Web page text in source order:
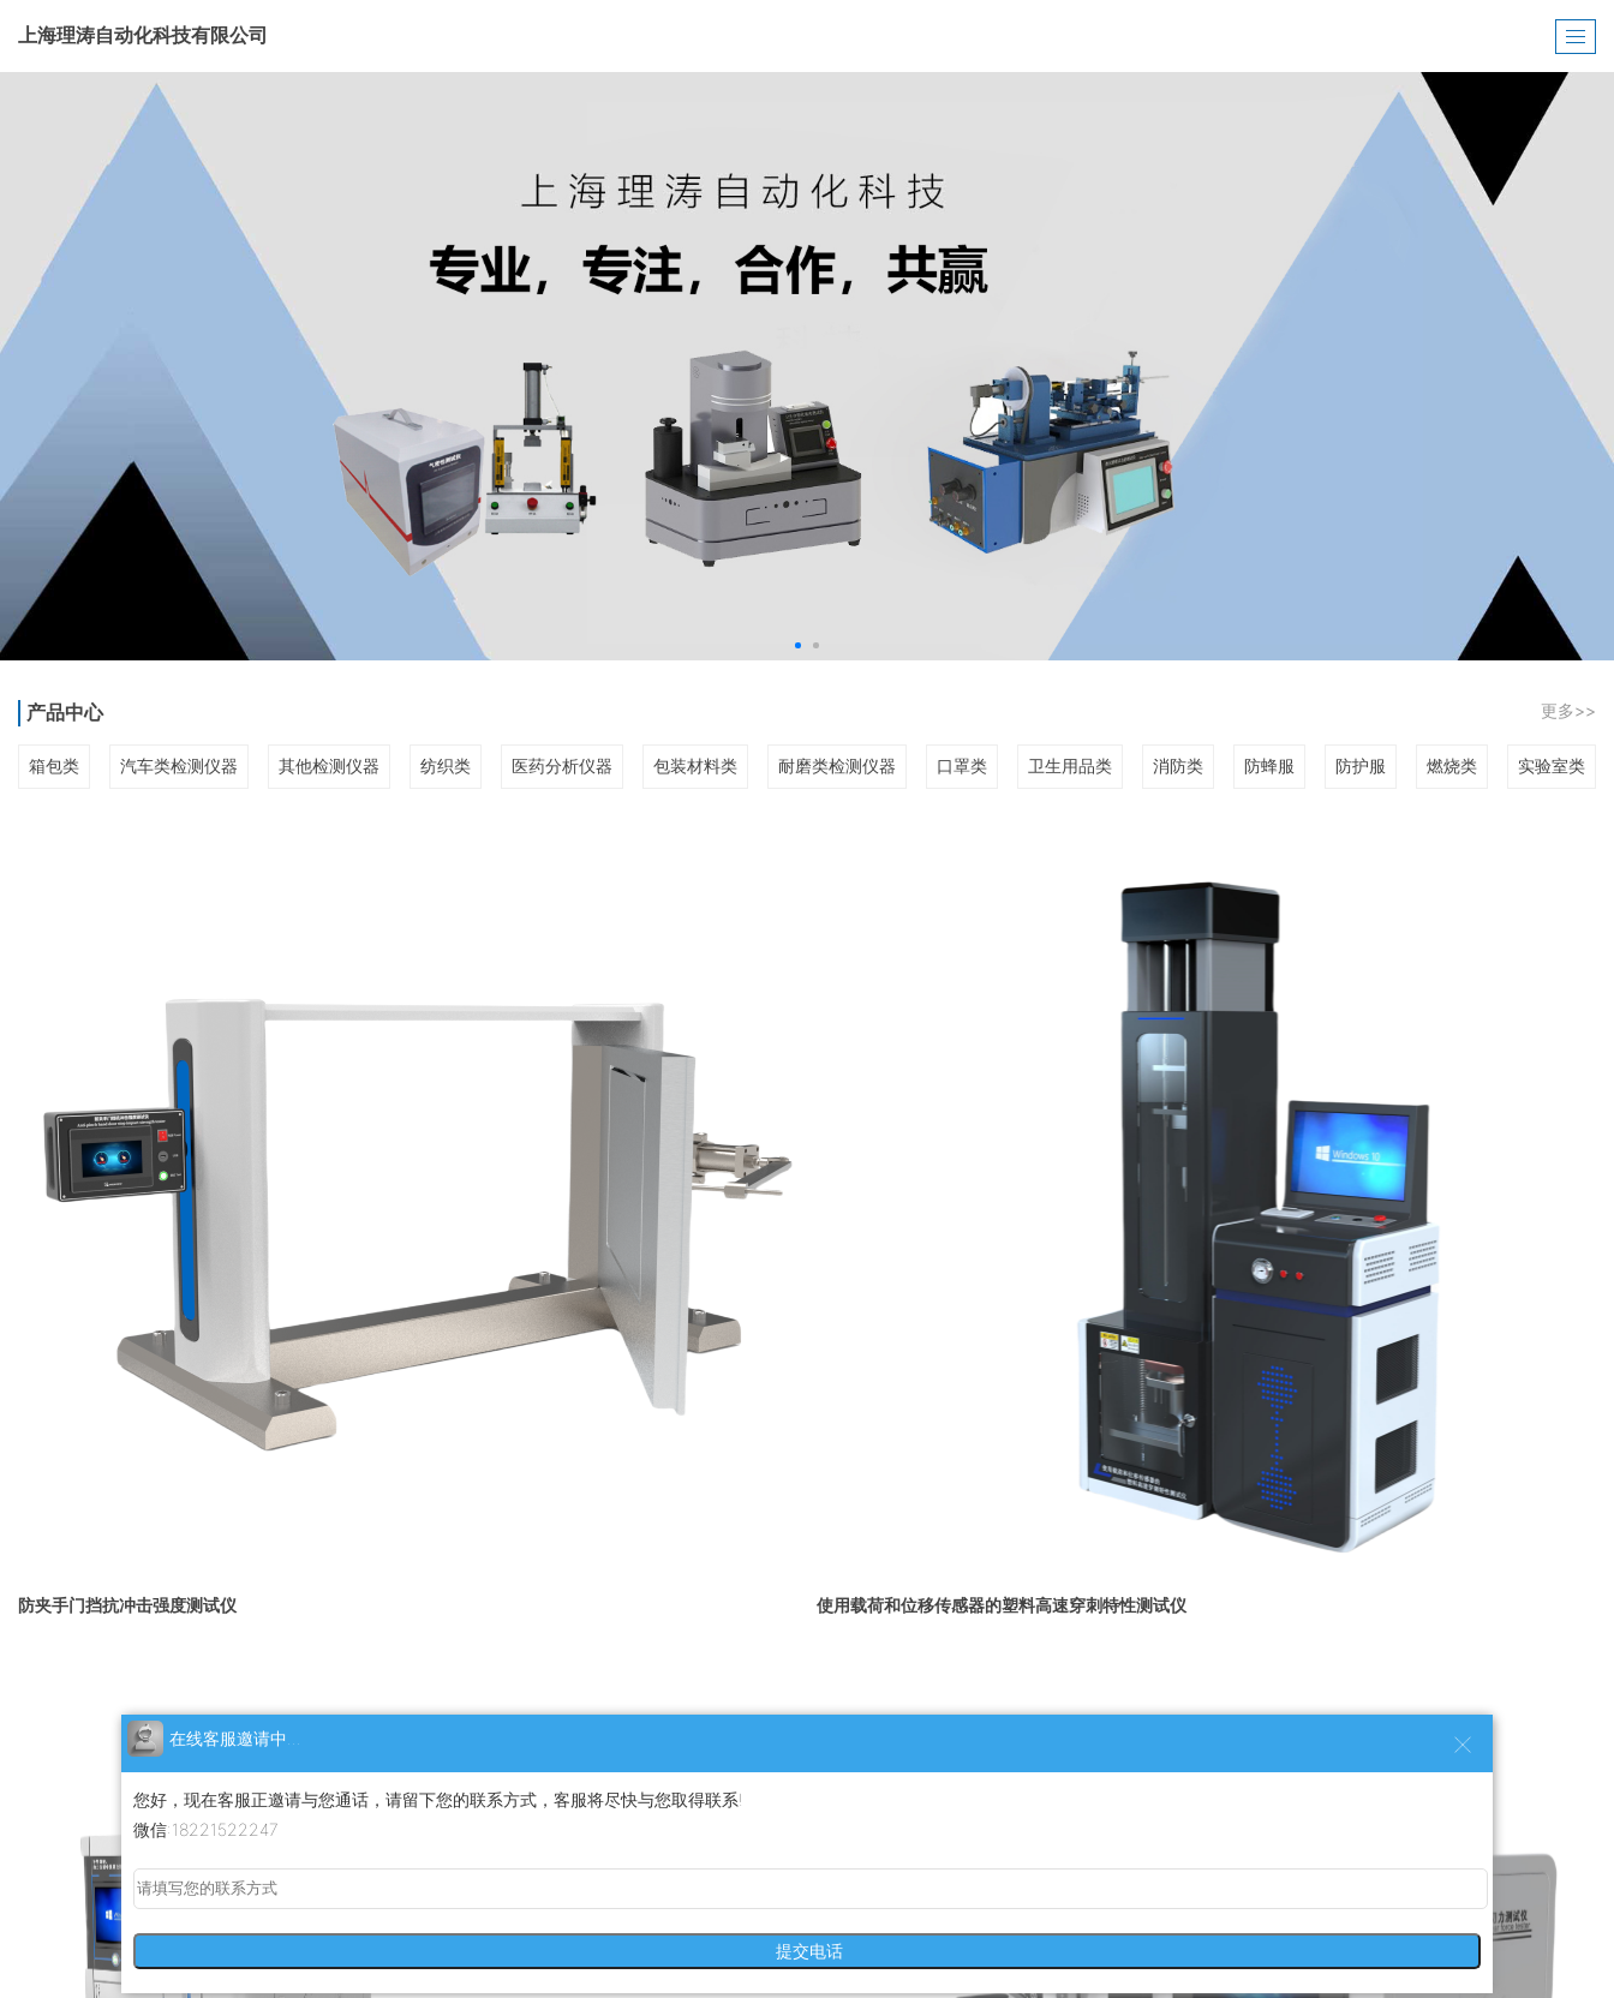
上海理涛自动化科技有限公司
产品中心 更多>>
箱包类 汽车类检测仪器 其他检测仪器 纺织类 医药分析仪器 包装材料类 耐磨类检测仪器 口罩类 卫生用品类 消防类 防蜂服 防护服 燃烧类 实验室类
防夹手门挡抗冲击强度测试仪 使用载荷和位移传感器的塑料高速穿刺特性测试仪
在线客服邀请中...
您好，现在客服正邀请与您通话，请留下您的联系方式，客服将尽快与您取得联系!
微信:18221522247
提交电话